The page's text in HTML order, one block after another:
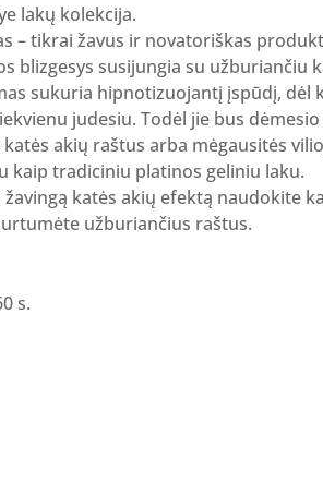
lakų kolekcija.
– tikrai žavus ir novatoriškas
blizgesys susijungia su užburiančiu
sukuria hipnotizuojantį įspūdį, dėl
judesiu. Todėl jie bus
akių raštus arba mėgausitės
kaip tradiciniu platinos geliniu laku.
katės akių efektą naudokite
užburiančius raštus.
s.